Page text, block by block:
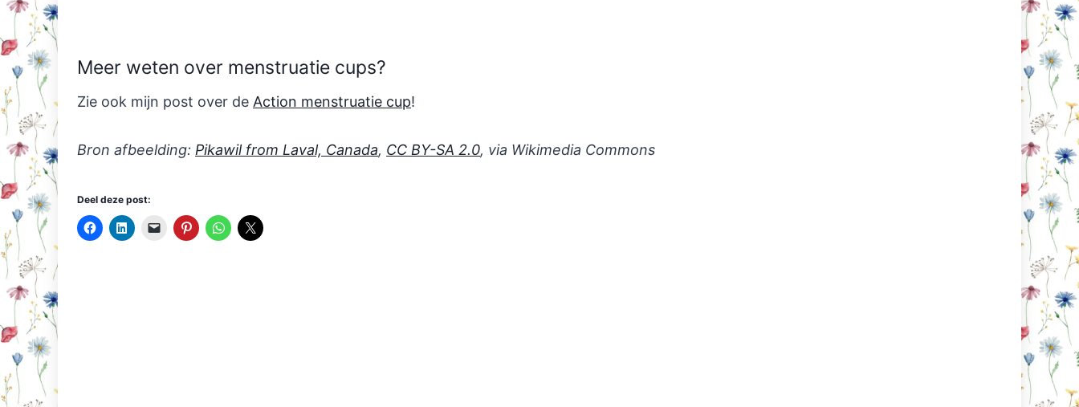
Meer weten over menstruatie cups?
Zie ook mijn post over de Action menstruatie cup!
Bron afbeelding: Pikawil from Laval, Canada, CC BY-SA 2.0, via Wikimedia Commons
Deel deze post: